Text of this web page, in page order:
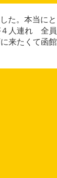
た。本当にと
４人連れ 全
来たくて函